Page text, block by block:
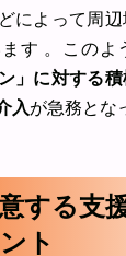
によって周
す 。このよ
」に対する
入が急務とな
する支
ト